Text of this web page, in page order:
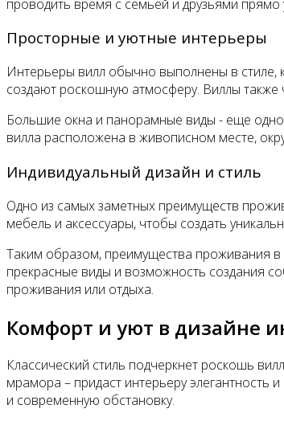
проводить время с семьей и друзьями прямо
Просторные и уютные интерьеры
Интерьеры вилл обычно выполнены в стиле,
создают роскошную атмосферу. Виллы
Большие окна и панорамные виды - еще
вилла расположена в живописном месте,
Индивидуальный дизайн и стиль
Одно из самых заметных преимуществ
мебель и аксессуары, чтобы создать
Таким образом, преимущества проживания в
прекрасные виды и возможность создания
проживания или отдыха.
Комфорт и уют в дизайне
Классический стиль подчеркнет роскошь
мрамора – придаст интерьеру
и современную обстановку.